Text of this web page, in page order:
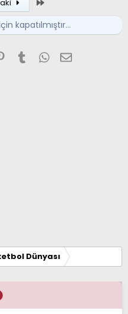
kapatılmıştır...
Pinterest
TumblrWhatsApp
E-posta
Dünyası